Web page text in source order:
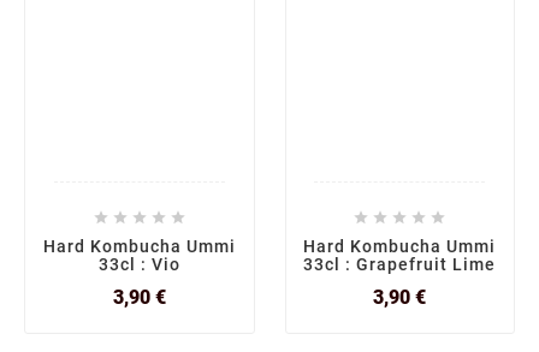
    
Hard Kombucha Ummi
33cl : Vio
3,90 €Prix
    
Hard Kombucha Ummi
33cl : Grapefruit Lime
3,90 €Prix